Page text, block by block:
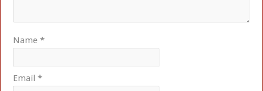
Name*
Email*